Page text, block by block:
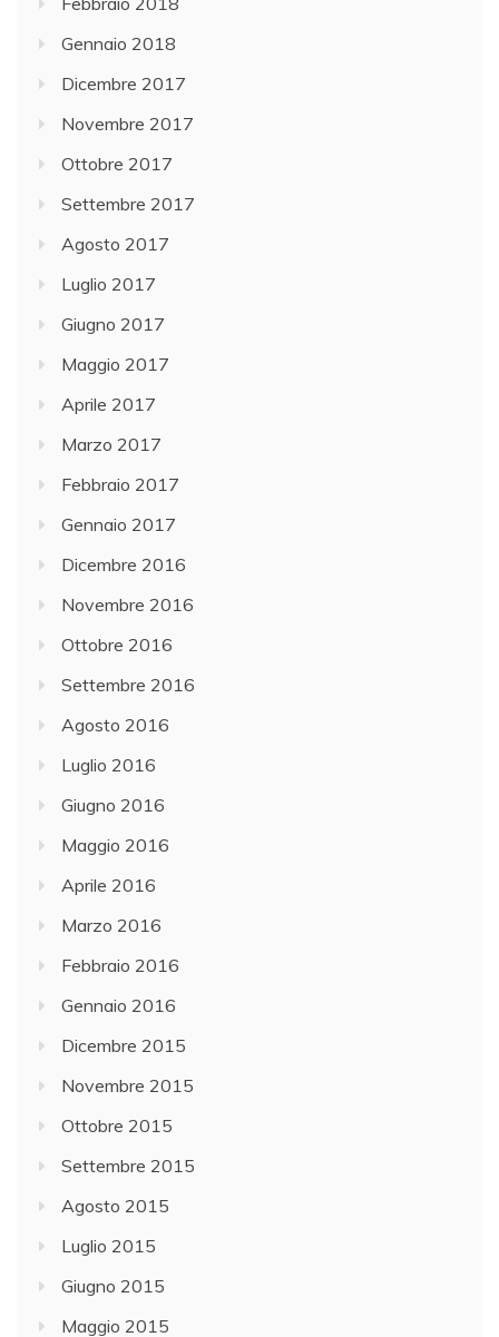
Gennaio 2018
Dicembre 2017
Novembre 2017
Ottobre 2017
Settembre 2017
Agosto 2017
Luglio 2017
Giugno 2017
Maggio 2017
Aprile 2017
Marzo 2017
Febbraio 2017
Gennaio 2017
Dicembre 2016
Novembre 2016
Ottobre 2016
Settembre 2016
Agosto 2016
Luglio 2016
Giugno 2016
Maggio 2016
Aprile 2016
Marzo 2016
Febbraio 2016
Gennaio 2016
Dicembre 2015
Novembre 2015
Ottobre 2015
Settembre 2015
Agosto 2015
Luglio 2015
Giugno 2015
Maggio 2015